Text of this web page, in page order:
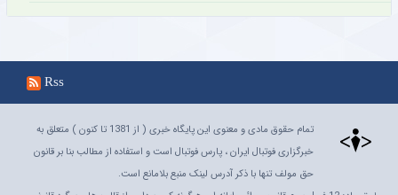
Rss
تمام حقوق مادی و معنوی این پایگاه خبری ( از 1381 تا کنون ) متعلق به
خبرگزاری فوتبال ایران ، پارس فوتبال است و استفاده از مطالب بنا بر قانون
حق مولف تنها با ذکر آدرس لینک منبع بلامانع است.